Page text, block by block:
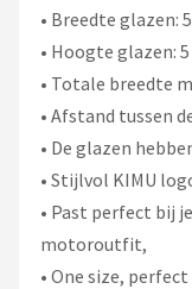
• Breedte glazen:
• Hoogte glazen:
• Totale breedte
• Afstand tussen
• De glazen
• Stijlvol KIMU
• Past perfect bij
motoroutfit,
• One size,